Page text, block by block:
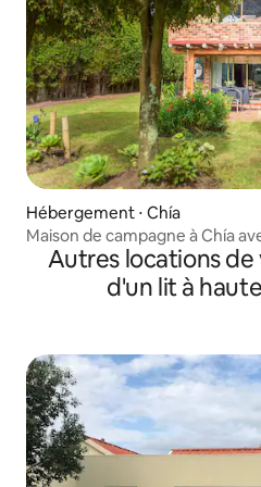
Hébergement ⋅ Chía
Maison de campagne à Chía
Autres locations
d'un lit à